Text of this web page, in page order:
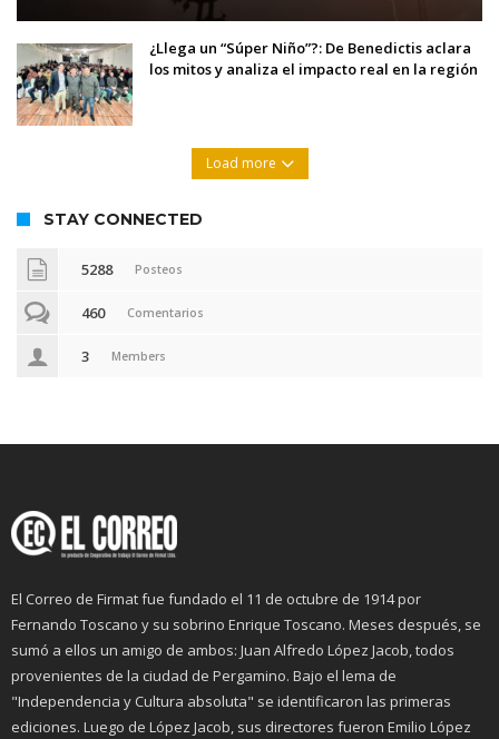
¿Llega un “Súper Niño”?: De Benedictis aclara
los mitos y analiza el impacto real en la región
Load more
STAY CONNECTED
5288 Posteos
460 Comentarios
3 Members
El Correo de Firmat fue fundado el 11 de octubre de 1914 por
Fernando Toscano y su sobrino Enrique Toscano. Meses después, se
sumó a ellos un amigo de ambos: Juan Alfredo López Jacob, todos
provenientes de la ciudad de Pergamino. Bajo el lema de
"Independencia y Cultura absoluta" se identificaron las primeras
ediciones. Luego de López Jacob, sus directores fueron Emilio López